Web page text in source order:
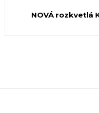
NOVÁ rozkvetlá